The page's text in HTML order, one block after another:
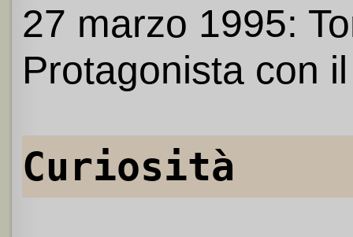
27 marzo 1995:
Protagonista con
Curiosità